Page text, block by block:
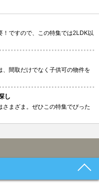
ですので、この特集では2LDK以
間取だけでなく子供可の物件を
し
まざま。ぜひこの特集でぴった